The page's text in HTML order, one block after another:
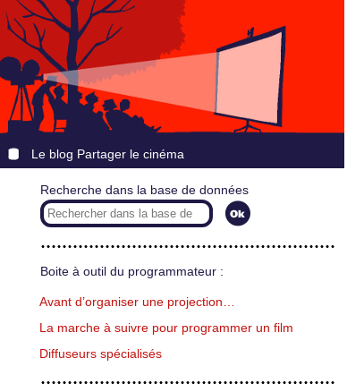
Le blog Partager le cinéma
Recherche dans la base de données
Boite à outil du programmateur :
Avant d’organiser une projection…
La marche à suivre pour programmer un film
Diffuseurs spécialisés